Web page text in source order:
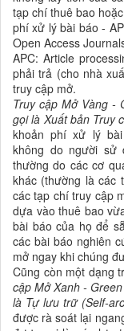
tạp chí thuê bao
phí xử lý bài báo -
Open Access
APC: Article
phải trả (cho nhà
truy cập mở.
Truy cập Mở Vàng -
gọi là Xuất bản Truy
khoản phí xử lý bài
không do người
thường do các cơ
khác (thường là các
các tạp chí truy cập
dựa vào thuê bao
bài báo của họ để
các bài báo nghiên
mở ngay khi chúng
Cũng còn một dạng
cập Mở Xanh - Green
là Tự lưu trữ (Self-
được rà soát lại